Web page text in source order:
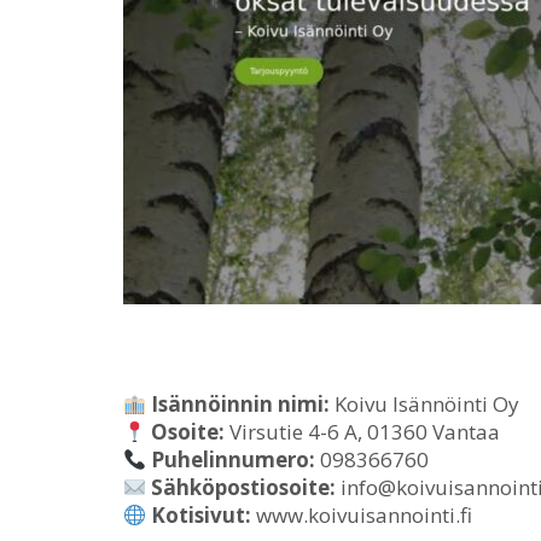
Isännöinnin nimi: Koivu Isännöinti Oy
Osoite: Virsutie 4-6 A, 01360 Vantaa
Puhelinnumero: 098366760
Sähköpostiosoite:
Kotisivut: www.koivuisannointi.fi